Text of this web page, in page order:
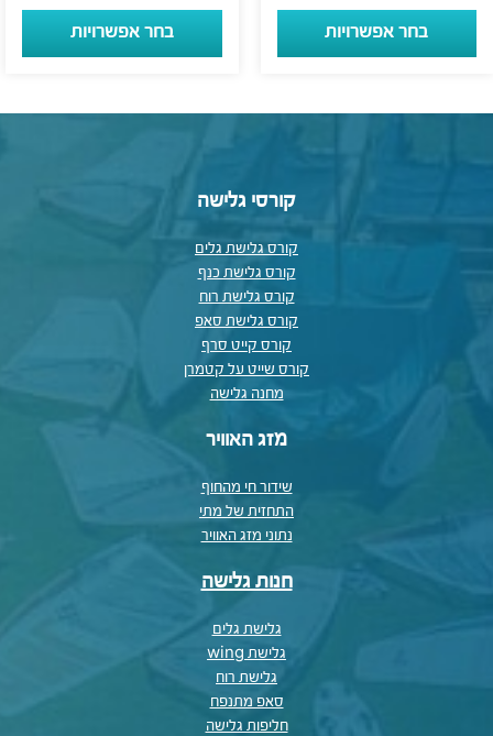
בחר אפשרויות בחר אפשרויות
קורסי גלישה
קורס גלישת גלים
קורס גלישת כנף
קורס גלישת רוח
קורס גלישת סאפ
קורס קייט סרף
קורס שייט על קטמרן
מחנה גלישה
מזג האוויר
שידור חי מהחוף
התחזית של מתי
נתוני מזג האוויר
חנות גלישה
גלישת גלים
גלישת wing
גלישת רוח
סאפ מתנפח
חליפות גלישה